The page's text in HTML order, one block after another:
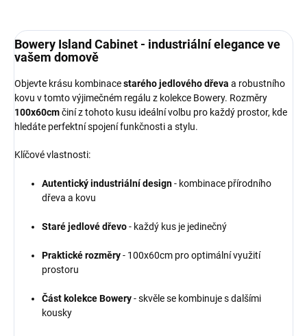
Bowery Island Cabinet - industriální elegance ve
vašem domově
Objevte krásu kombinacestarého jedlového dřeva a robustního
kovu v tomto výjimečném regálu z kolekce Bowery. Rozměry
100x60cmčiní z tohoto kusu ideální volbu pro každý prostor, kde
hledáte perfektní spojení funkčnosti a stylu.
Klíčové vlastnosti:
Autentický industriální design- kombinace přírodního
dřeva a kovu
Staré jedlové dřevo- každý kus je jedinečný
Praktické rozměry- 100x60cm pro optimální využití
prostoru
Část kolekce Bowery- skvěle se kombinuje s dalšími
kousky